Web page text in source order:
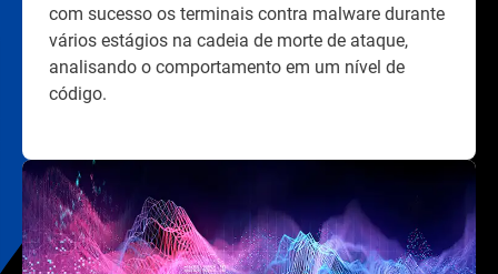
com sucesso os terminais contra malware durante
vários estágios na cadeia de morte de ataque,
analisando o comportamento em um nível de
código.